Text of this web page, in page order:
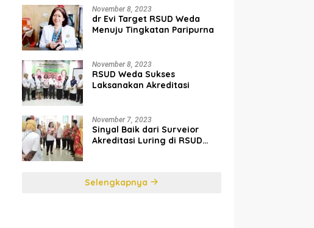
November 8, 2023
dr Evi Target RSUD Weda
Menuju Tingkatan Paripurna
November 8, 2023
RSUD Weda Sukses
Laksanakan Akreditasi
November 7, 2023
Sinyal Baik dari Surveior
Akreditasi Luring di RSUD
Selengkapnya